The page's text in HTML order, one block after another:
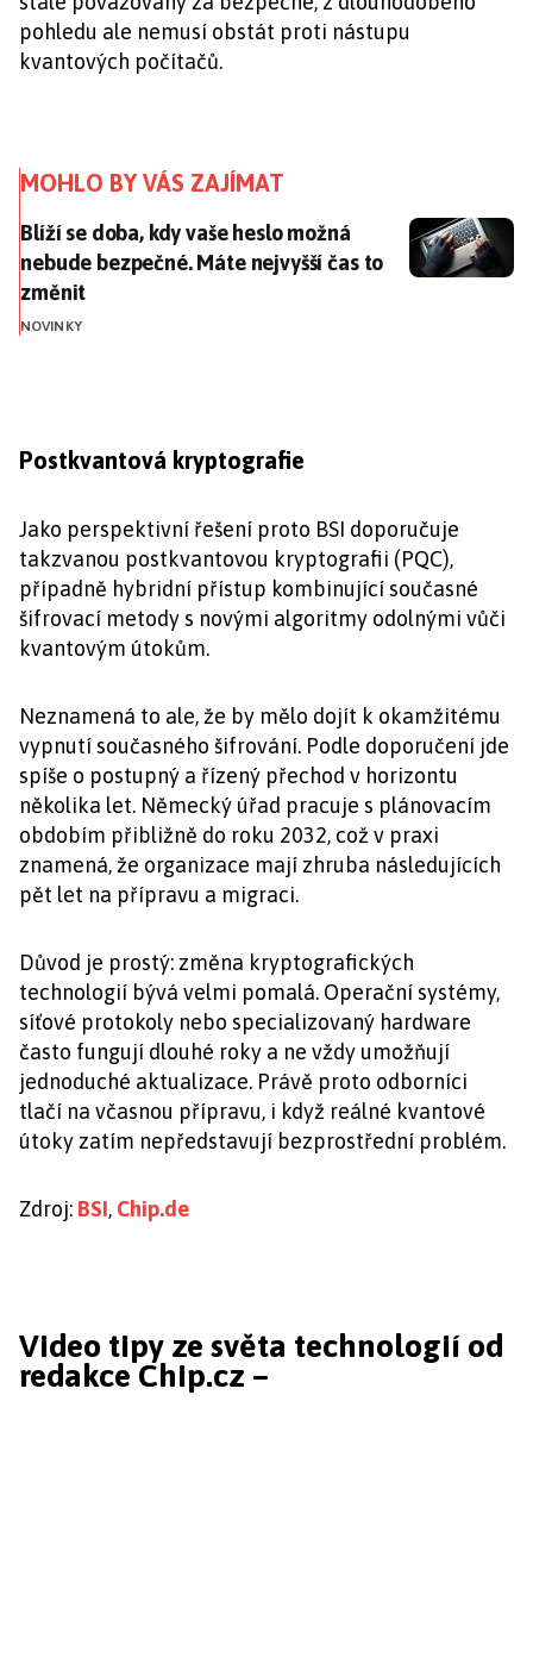
pohledu ale nemusí obstát proti nástupu
kvantových počítačů.
MOHLO BY VÁS ZAJÍMAT
Blíží se doba, kdy vaše heslo možná nebude
Blíží se doba, kdy vaše heslo možná
nebude bezpečné. Máte nejvyšší čas to
změnit
NOVINKY
Postkvantová kryptografie
Jako perspektivní řešení proto BSI doporučuje
takzvanou postkvantovou kryptografii (PQC),
případně hybridní přístup kombinující současné
šifrovací metody s novými algoritmy odolnými vůči
kvantovým útokům.
Neznamená to ale, že by mělo dojít k okamžitému
vypnutí současného šifrování. Podle doporučení jde
spíše o postupný a řízený přechod v horizontu
několika let. Německý úřad pracuje s plánovacím
obdobím přibližně do roku 2032, což v praxi
znamená, že organizace mají zhruba následujících
pět let na přípravu a migraci.
Důvod je prostý: změna kryptografických
technologií bývá velmi pomalá. Operační systémy,
síťové protokoly nebo specializovaný hardware
často fungují dlouhé roky a ne vždy umožňují
jednoduché aktualizace. Právě proto odborníci
tlačí na včasnou přípravu, i když reálné kvantové
útoky zatím nepředstavují bezprostřední problém.
Zdroj: BSI, Chip.de
Video tipy ze světa technologií od
redakce Chip.cz –